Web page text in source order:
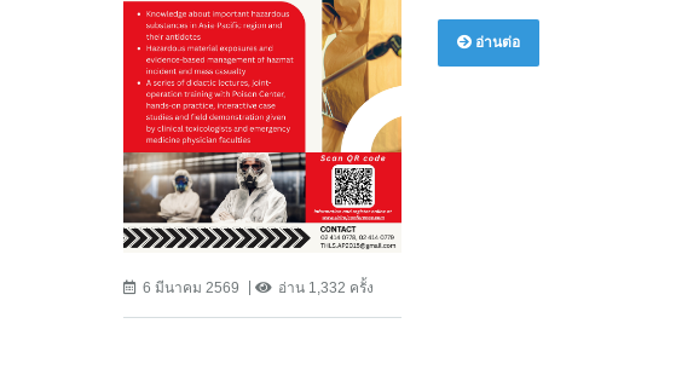
6 มีนาคม 2569 อ่าน 1,332 ครั้ง
อ่านต่อ